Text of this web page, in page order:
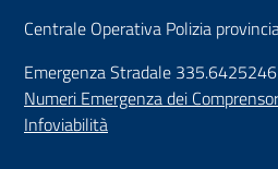
Centrale Operativa Polizia
Emergenza Stradale 335.6425246
Numeri Emergenza dei
Infoviabilità